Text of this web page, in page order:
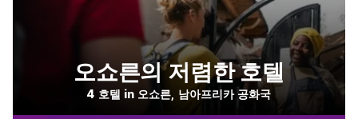
오쇼른의 저렴한 호텔
4 호텔 in 오쇼른, 남아프리카 공화국